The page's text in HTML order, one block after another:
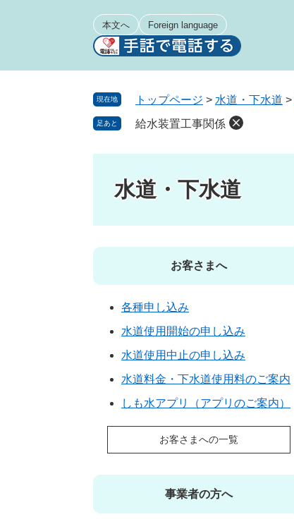
本文へ Foreign language
現在地 トップページ > 水道・下水道 >
足あと 給水装置工事関係
水道・下水道
お客さまへ
各種申し込み
水道使用開始の申し込み
水道使用中止の申し込み
水道料金・下水道使用料のご案内
しも水アプリ（アプリのご案内）
お客さまへの一覧
事業者の方へ